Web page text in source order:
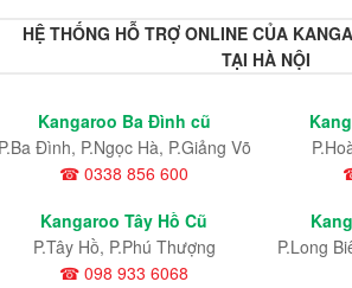
HỆ THỐNG HỖ TRỢ ONLINE CỦA
TẠI HÀ NỘI
Kangaroo Ba Đình cũ
Đình, P.Ngọc Hà, P.Giảng Võ
☎ 0338 856 600
Kangaroo Tây Hồ Cũ
P.Tây Hồ, P.Phú Thượng
☎ 098 933 6068
P.Long